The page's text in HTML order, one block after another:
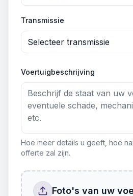
Transmissie
Selecteer transmissie
Voertuigbeschrijving
Hoe meer details u geeft, hoe
offerte zal zijn.
Foto's van uw